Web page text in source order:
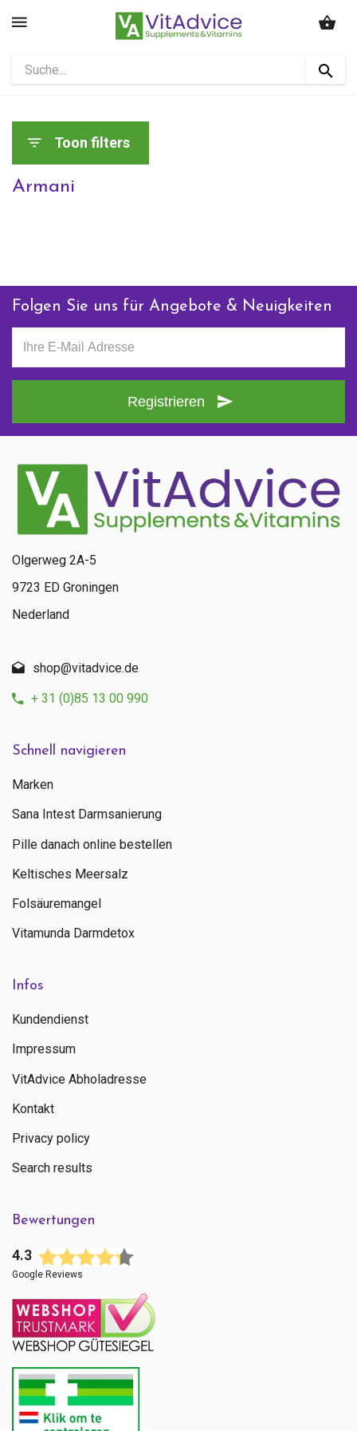
Toon filters
Armani
Folgen Sie uns für Angebote & Neuigkeiten
Registrieren
Schnell navigieren
Marken
Sana Intest Darmsanierung
Pille danach online bestellen
Keltisches Meersalz
Folsäuremangel
Vitamunda Darmdetox
Infos
Kundendienst
Impressum
VitAdvice Abholadresse
Kontakt
Privacy policy
Search results
Bewertungen
4.3
Google Reviews
Olgerweg 2A-5
9723 ED Groningen
Nederland
shop@vitadvice.de
+ 31 (0)85 13 00 990